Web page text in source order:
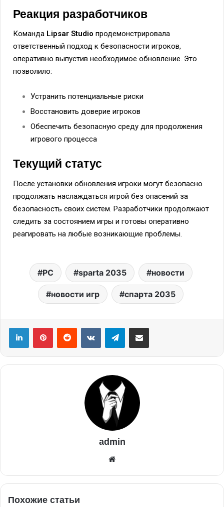
Реакция разработчиков
Команда Lipsar Studio продемонстрировала
ответственный подход к безопасности игроков,
оперативно выпустив необходимое обновление. Это
позволило:
Устранить потенциальные риски
Восстановить доверие игроков
Обеспечить безопасную среду для продолжения
игрового процесса
Текущий статус
После установки обновления игроки могут безопасно
продолжать наслаждаться игрой без опасений за
безопасность своих систем. Разработчики продолжают
следить за состоянием игры и готовы оперативно
реагировать на любые возникающие проблемы.
PC sparta 2035 новости
новости игр спарта 2035
admin
Похожие статьи